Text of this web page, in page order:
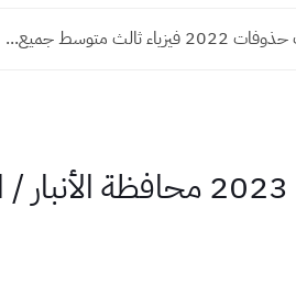
متوسط جميع...